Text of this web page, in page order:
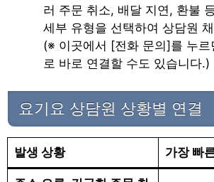
러 주문 취소, 배달 지연, 환불
세부 유형을 선택하여 상담원
(※ 이곳에서 [전화 문의]를 누
로 바로 연결할 수도 있습니다.)
요기요 상담원 상황별 연결
발생 상황 가장 빠